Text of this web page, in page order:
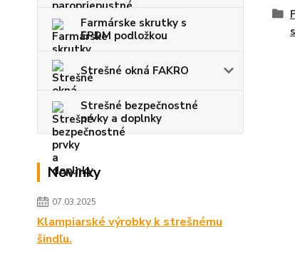
Farmárske skrutky s
EPDM podložkou
Strešné okná FAKRO
Strešné bezpečnostné
prvky a doplnky
Novinky
07.03.2025
Klampiarské výrobky k strešnému
šindľu.